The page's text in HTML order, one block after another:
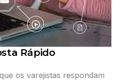
Rápido
os varejistas respondam